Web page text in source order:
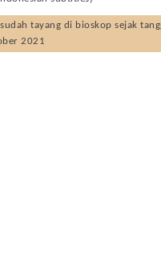
sudah tayang di bioskop sejak
2021